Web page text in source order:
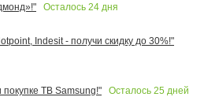
Осталось 24 дня
Indesit - получи скидку до 30%!"
ТВ Samsung!"
Осталось 25 дней